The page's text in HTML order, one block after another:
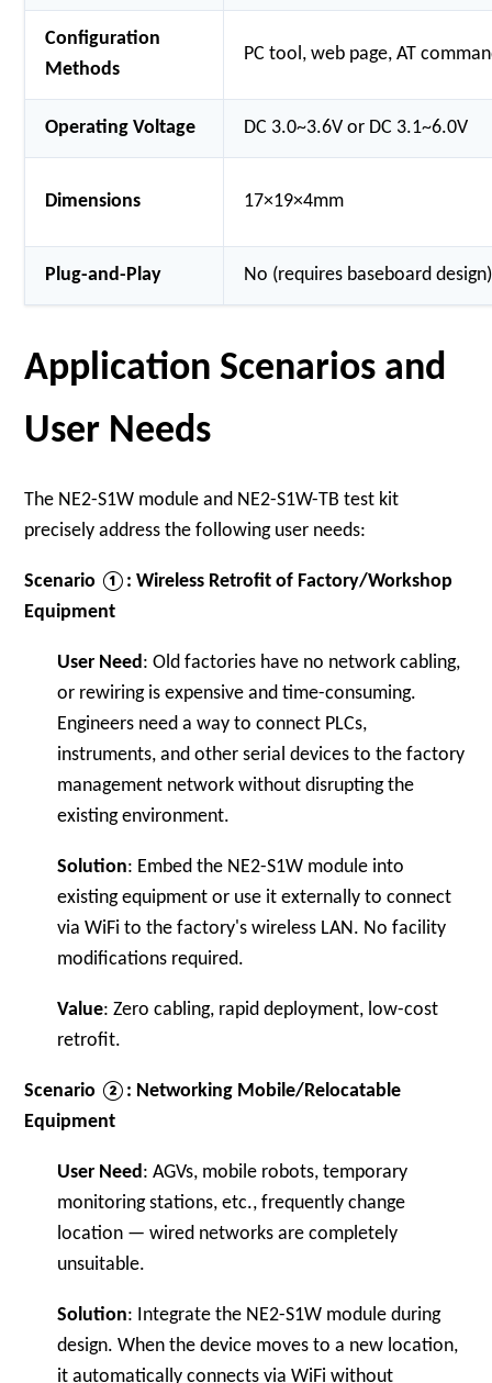
Configuration
Methods
PC tool, web page, AT
Operating Voltage DC 3.0~3.6V or DC 3.1~6.0V
Dimensions 17×19×4mm
Plug-and-Play No (requires baseboard design)
Application Scenarios and
User Needs
The NE2-S1W module and NE2-S1W-TB test kit
precisely address the following user needs:
Scenario ①: Wireless Retrofit of Factory/Workshop
Equipment
User Need: Old factories have no network cabling,
or rewiring is expensive and time-consuming.
Engineers need a way to connect PLCs,
instruments, and other serial devices to the factory
management network without disrupting the
existing environment.
Solution: Embed the NE2-S1W module into
existing equipment or use it externally to connect
via WiFi to the factory's wireless LAN. No facility
modifications required.
Value: Zero cabling, rapid deployment, low-cost
retrofit.
Scenario ②: Networking Mobile/Relocatable
Equipment
User Need: AGVs, mobile robots, temporary
monitoring stations, etc., frequently change
location — wired networks are completely
unsuitable.
Solution: Integrate the NE2-S1W module during
design. When the device moves to a new location,
it automatically connects via WiFi without